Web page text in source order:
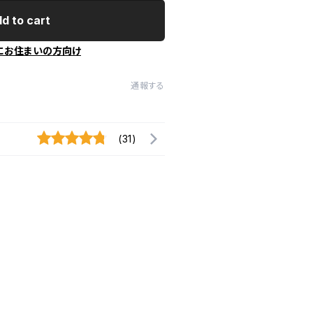
to cart
お住まいの方向け
通報する
(31)